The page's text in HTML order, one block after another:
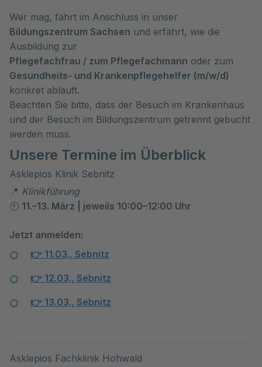
Wer mag, fährt im Anschluss in unser
Bildungszentrum Sachsen und erfährt, wie die
Ausbildung zur
Pflegefachfrau / zum Pflegefachmann oder zum
Gesundheits- und Krankenpflegehelfer (m/w/d)
konkret abläuft.
Beachten Sie bitte, dass der Besuch im Krankenhaus
und der Besuch im Bildungszentrum getrennt gebucht
werden muss.
Unsere Termine im Überblick
Asklepios Klinik Sebnitz
📍 Klinikführung
🕙 11.–13. März | jeweils 10:00–12:00 Uhr
Jetzt anmelden:
👉 11.03., Sebnitz
👉 12.03., Sebnitz
👉 13.03., Sebnitz
Asklepios Fachklinik Hohwald